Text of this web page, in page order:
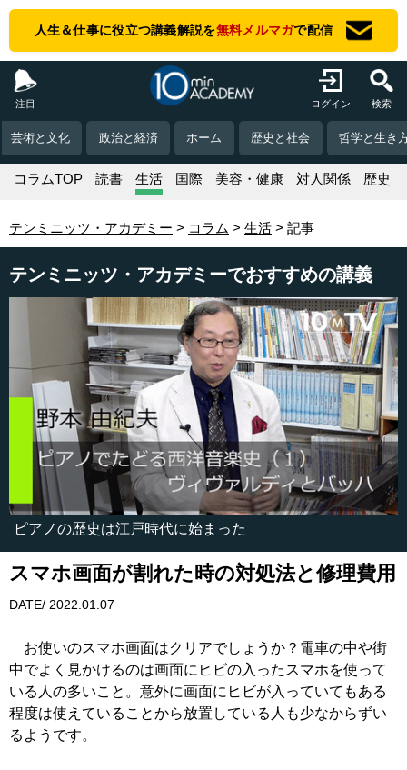
人生＆仕事に役立つ講義解説を無料メルマガで配信
注目 ログイン 検索
芸術と文化 政治と経済 ホーム 歴史と社会 哲学と生き
コラムTOP 読書 生活 国際 美容・健康 対人関係 歴史
テンミニッツ・アカデミー コラム 生活 記事
テンミニッツ・アカデミーでおすすめの講義
ピアノの歴史は江戸時代に始まった
スマホ画面が割れた時の対処法と修理費用
DATE/ 2022.01.07
お使いのスマホ画面はクリアでしょうか？電車の中や街
中でよく見かけるのは画面にヒビの入ったスマホを使って
いる人の多いこと。意外に画面にヒビが入っていてもある
程度は使えていることから放置している人も少なからずい
るようです。